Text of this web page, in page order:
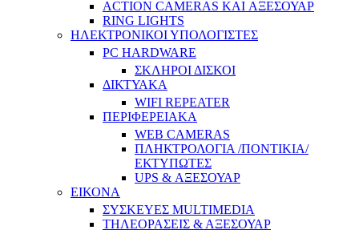
ACTION CAMERAS KAI ΑΞΕΣΟΥΑΡ
RING LIGHTS
ΗΛΕΚΤΡΟΝΙΚΟΙ ΥΠΟΛΟΓΙΣΤΕΣ
PC HARDWARE
ΣΚΛΗΡΟΙ ΔΙΣΚΟΙ
ΔΙΚΤΥΑΚΑ
WIFI REPEATER
ΠΕΡΙΦΕΡΕΙΑΚΑ
WEB CAMERAS
ΠΛΗΚΤΡΟΛΟΓΙΑ /ΠΟΝΤΙΚΙΑ/
ΕΚΤΥΠΩΤΕΣ
UPS & ΑΞΕΣΟΥΑΡ
ΕΙΚΟΝΑ
ΣΥΣΚΕΥΕΣ MULTIMEDIA
ΤΗΛΕΟΡΑΣΕΙΣ & ΑΞΕΣΟΥΑΡ